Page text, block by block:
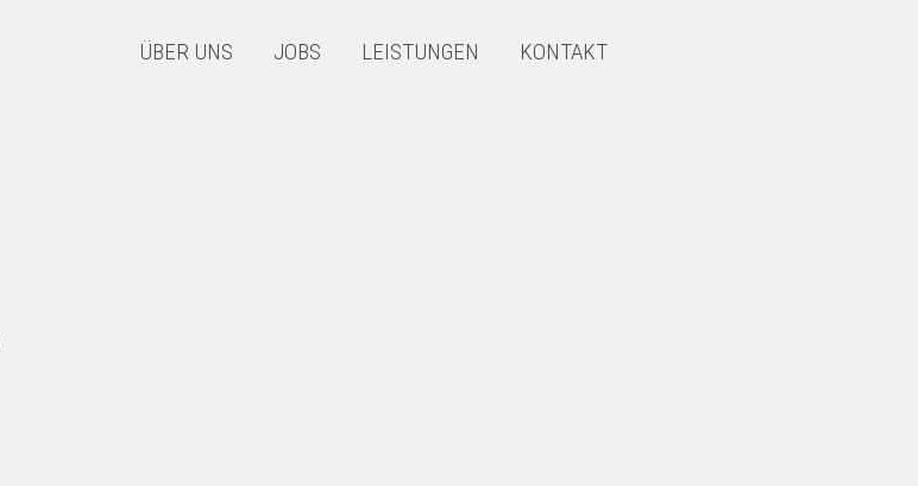
ÜBER UNS JOBS LEISTUNGEN KONTAKT